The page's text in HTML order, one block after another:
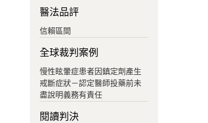
醫法品評
信賴區間
全球裁判案例
慢性眩暈症患者因鎮定劑產生
戒斷症狀－認定醫師投藥前未
盡說明義務有責任
閱讀判決